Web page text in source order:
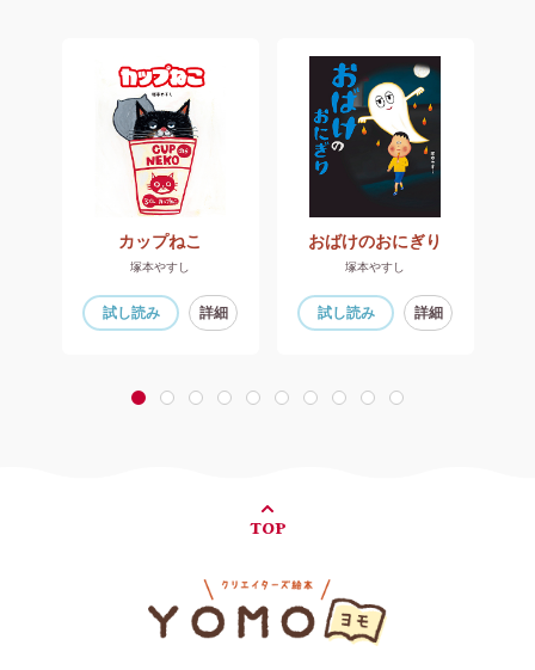
カップねこ
塚本やすし
試し読み 詳細
おばけのおにぎり
塚本やすし
試し読み 詳細
1 2 3 4 5 6 7 8 9 10
TOP